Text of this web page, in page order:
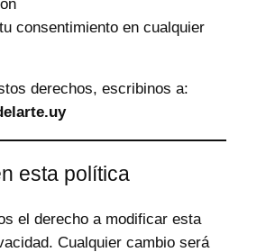
consentimiento en cualquier
derechos, escribinos a:
esta política
el derecho a modificar esta
Cualquier cambio será